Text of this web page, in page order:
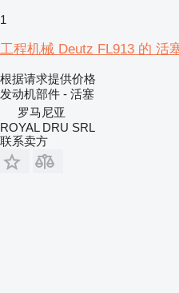
1
工程机械 Deutz FL913 的 活
根据请求提供价格
发动机部件 - 活塞
罗马尼亚
ROYAL DRU SRL
联系卖方